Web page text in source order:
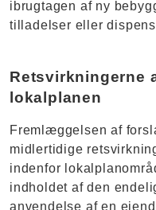
ibrugtagen af ny
tilladelser eller
Retsvirkningerne
lokalplanen
Fremlæggelsen af
midlertidige
indenfor
indholdet af den
anvendelse af en